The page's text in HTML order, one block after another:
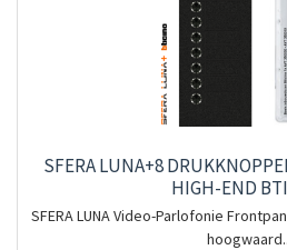
SFERA LUNA+8
HIGH-END
SFERA LUNA Video-Parlofonie